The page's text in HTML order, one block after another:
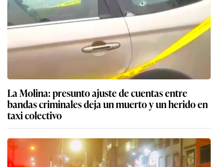
La Molina: presunto ajuste de cuentas entre
bandas criminales deja un muerto y un herido en
taxi colectivo